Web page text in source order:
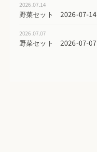
2026.07.14
野菜セット 2026-07-14
2026.07.07
野菜セット 2026-07-07